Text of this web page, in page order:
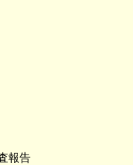
報告